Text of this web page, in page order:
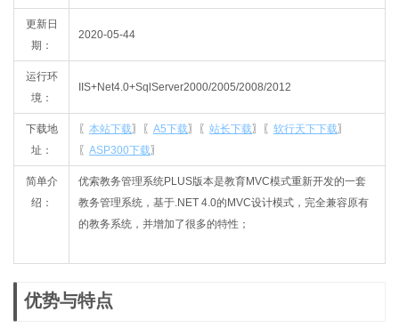
更新日
期：
2020-05-44
运行环
境：
IIS+Net4.0+SqlServer2000/2005/2008/2012
下载地
址：
〖 本站下载〗〖 A5下载〗〖 站长下载〗〖 软行天下下载〗
〖 ASP300下载〗
简单介
绍：
优索教务管理系统PLUS版本是教育MVC模式重新开发的一套
教务管理系统，基于.NET 4.0的MVC设计模式，完全兼容原有
的教务系统，并增加了很多的特性；
优势与特点